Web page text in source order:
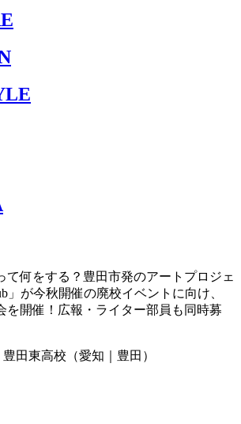
て何をする？豊田市発のアートプロジェ
」が今秋開催の廃校イベントに向け、
を開催！広報・ライター部員も同時募
豊田東高校（愛知｜豊田）